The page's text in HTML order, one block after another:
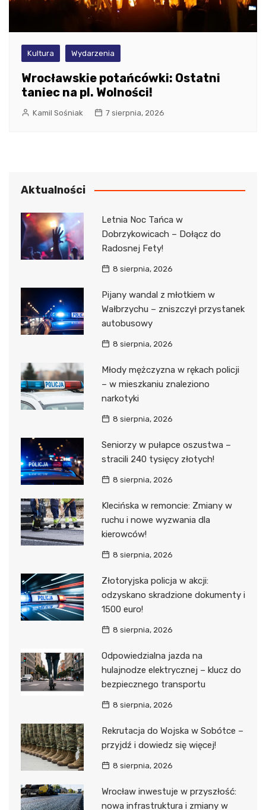
Kultura Wydarzenia
Wrocławskie potańcówki: Ostatni
taniec na pl. Wolności!
Kamil Sośniak 7 sierpnia, 2026
Aktualności
Letnia Noc Tańca w
Dobrzykowicach – Dołącz do
Radosnej Fety!
8 sierpnia, 2026
Pijany wandal z młotkiem w
Wałbrzychu – zniszczył przystanek
autobusowy
8 sierpnia, 2026
Młody mężczyzna w rękach policji
– w mieszkaniu znaleziono
narkotyki
8 sierpnia, 2026
Seniorzy w pułapce oszustwa –
stracili 240 tysięcy złotych!
8 sierpnia, 2026
Klecińska w remoncie: Zmiany w
ruchu i nowe wyzwania dla
kierowców!
8 sierpnia, 2026
Złotoryjska policja w akcji:
odzyskano skradzione dokumenty i
1500 euro!
8 sierpnia, 2026
Odpowiedzialna jazda na
hulajnodze elektrycznej – klucz do
bezpiecznego transportu
8 sierpnia, 2026
Rekrutacja do Wojska w Sobótce –
przyjdź i dowiedz się więcej!
8 sierpnia, 2026
Wrocław inwestuje w przyszłość:
nowa infrastruktura i zmiany w